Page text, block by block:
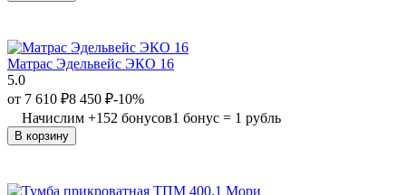
Матрас Эдельвейс ЭКО 16
5.0
от 7 610 ₽8 450 ₽-10%
Начислим +152 бонусов1 бонус = 1 рубль
В корзину